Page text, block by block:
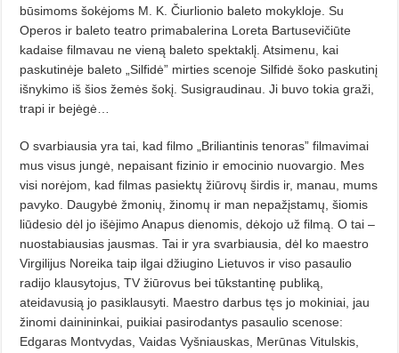
būsimoms šokėjoms M. K. Čiurlionio baleto mokykloje. Su
Operos ir baleto teatro primabalerina Loreta Bartusevičiūte
kadaise filmavau ne vieną baleto spektaklį. Atsimenu, kai
paskutinėje baleto „Silfidė” mirties scenoje Silfidė šoko paskutinį
išnykimo iš šios žemės šokį. Susigraudinau. Ji buvo tokia graži,
trapi ir bejėgė…
O svarbiausia yra tai, kad filmo „Briliantinis tenoras” filmavimai
mus visus jungė, nepaisant fizinio ir emocinio nuovargio. Mes
visi norėjom, kad filmas pasiektų žiūrovų širdis ir, manau, mums
pavyko. Daugybė žmonių, žinomų ir man nepažįstamų, šiomis
liūdesio dėl jo išėjimo Anapus dienomis, dėkojo už filmą. O tai –
nuostabiausias jausmas. Tai ir yra svarbiausia, dėl ko maestro
Virgilijus Noreika taip ilgai džiugino Lietuvos ir viso pasaulio
radijo klausytojus, TV žiūrovus bei tūkstantinę publiką,
ateidavusią jo pasiklausyti. Maestro darbus tęs jo mokiniai, jau
žinomi dainininkai, puikiai pasirodantys pasaulio scenose:
Edgaras Montvydas, Vaidas Vyšniauskas, Merūnas Vitulskis,